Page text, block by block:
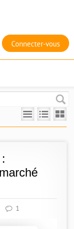
Connecter-vous
1